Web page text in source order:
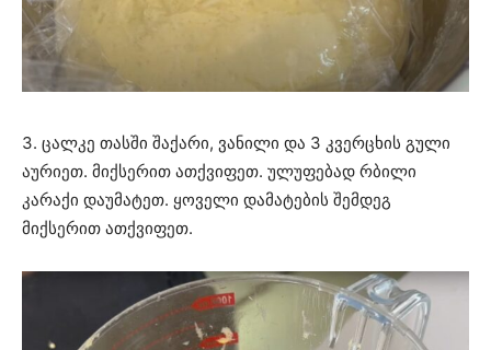
3. ცალკე თასში შაქარი, ვანილი და 3 კვერცხის გული
აურიეთ. მიქსერით ათქვიფეთ. ულუფებად რბილი
კარაქი დაუმატეთ. ყოველი დამატების შემდეგ
მიქსერით ათქვიფეთ.